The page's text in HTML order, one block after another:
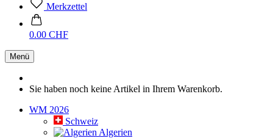
Merkzettel
0.00 CHF
Menü
Sie haben noch keine Artikel in Ihrem Warenkorb.
WM 2026
Schweiz
Algerien